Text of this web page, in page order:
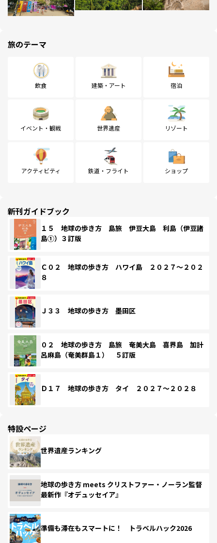
旅のテーマ
飲食 建築・アート 宿泊
イベント・観戦 世界遺産 リゾート
アクティビティ 鉄道・フライト ショップ
新刊ガイドブック
１５ 地球の歩き方 島旅 伊豆大島 利島（伊豆諸
島①）３訂版
Ｃ０２ 地球の歩き方 ハワイ島 ２０２７～２０２
８
Ｊ３３ 地球の歩き方 墨田区
０２ 地球の歩き方 島旅 奄美大島 喜界島 加計
呂麻島（奄美群島１） ５訂版
Ｄ１７ 地球の歩き方 タイ ２０２７～２０２８
特設ページ
世界遺産ランキング
地球の歩き方 meets クリストファー・ノーラン監督
最新作『オデュッセイア』
準備も滞在もスマートに！ トラベルハック2026